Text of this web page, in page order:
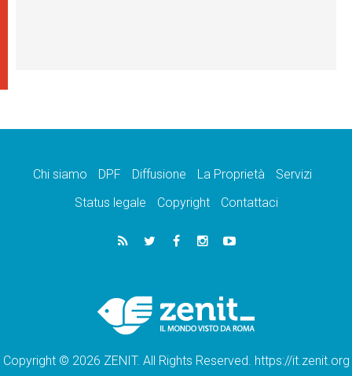
Chi siamo DPF Diffusione La Proprietà
Servizi
Status legale
Copyright Contattaci
Copyright © 2026 ZENIT. All Rights Reserved. https://it.zenit.org